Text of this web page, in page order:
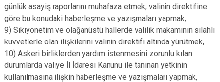
günlük asayiş raporlarını muhafaza etmek, valinin direktifine
göre bu konudaki haberleşme ve yazışmaları yapmak,
9) Sıkıyönetim ve olağanüstü hallerde valilik makamının silahlı
kuvvetlerle olan ilişkilerini valinin direktifi altında yürütmek,
10) Askeri birliklerden yardım istenmesini zorunlu kılan
durumlarda valiye İl İdaresi Kanunu ile tanınan yetkinin
kullanılmasına ilişkin haberleşme ve yazışmaları yapmak,